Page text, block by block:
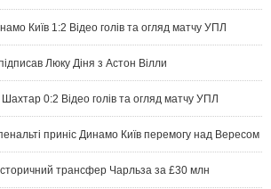
Київ 1:2 Відео голів та огляд матчу УПЛ
Люку Діня з Астон Вілли
0:2 Відео голів та огляд матчу УПЛ
приніс Динамо Київ перемогу над Вересом
трансфер Чарльза за £30 млн